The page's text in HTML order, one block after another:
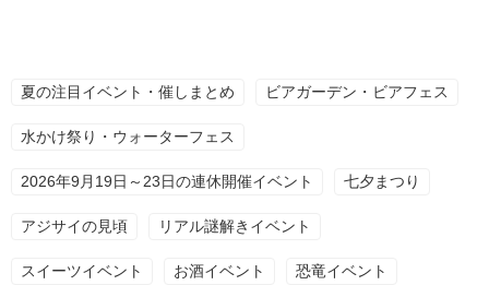
夏の注目イベント・催しまとめ ビアガーデン・ビアフェス
水かけ祭り・ウォーターフェス
2026年9月19日～23日の連休開催イベント 七夕まつり
アジサイの見頃 リアル謎解きイベント
スイーツイベント お酒イベント 恐竜イベント